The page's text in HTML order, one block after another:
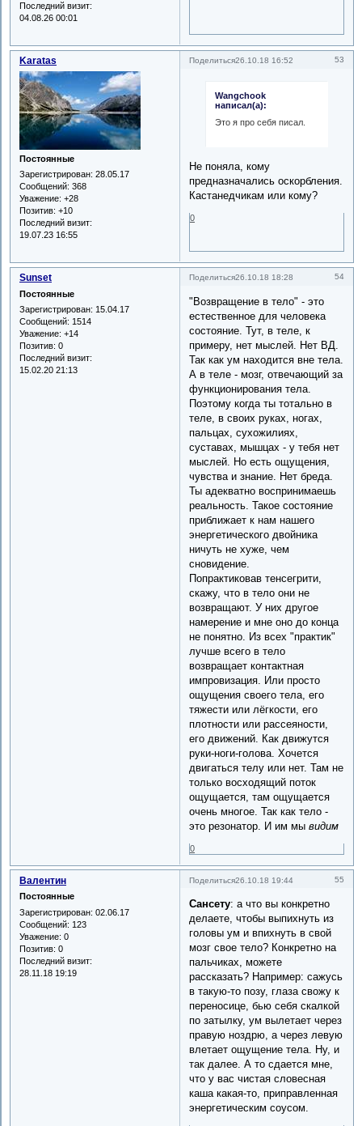
Последний визит:
04.08.26 00:01
Поделиться 53
26.10.18 16:52
Karatas
Постоянные
Зарегистрирован: 28.05.17
Сообщений: 368
Уважение: +28
Позитив: +10
Последний визит:
19.07.23 16:55
Wangchook
написал(а):
Это я про себя писал.
Не поняла, кому
предназначались оскорбления.
Кастанедчикам или кому?
0
Поделиться 54
26.10.18 18:28
Sunset
Постоянные
Зарегистрирован: 15.04.17
Сообщений: 1514
Уважение: +14
Позитив: 0
Последний визит:
15.02.20 21:13
"Возвращение в тело" - это
естественное для человека
состояние. Тут, в теле, к
примеру, нет мыслей. Нет ВД.
Так как ум находится вне тела.
А в теле - мозг, отвечающий за
функционирования тела.
Поэтому когда ты тотально в
теле, в своих руках, ногах,
пальцах, сухожилиях,
суставах, мышцах - у тебя нет
мыслей. Но есть ощущения,
чувства и знание. Нет бреда.
Ты адекватно воспринимаешь
реальность. Такое состояние
приближает к нам нашего
энергетического двойника
ничуть не хуже, чем
сновидение.
Попрактиковав тенсегрити,
скажу, что в тело они не
возвращают. У них другое
намерение и мне оно до конца
не понятно. Из всех "практик"
лучше всего в тело
возвращает контактная
импровизация. Или просто
ощущения своего тела, его
тяжести или лёгкости, его
плотности или рассеяности,
его движений. Как движутся
руки-ноги-голова. Хочется
двигаться телу или нет. Там не
только восходящий поток
ощущается, там ощущается
очень многое. Так как тело -
это резонатор. И им мывидим
0
Поделиться 55
26.10.18 19:44
Валентин
Постоянные
Зарегистрирован: 02.06.17
Сообщений: 123
Уважение: 0
Позитив: 0
Последний визит:
28.11.18 19:19
Сансету: а что вы конкретно
делаете, чтобы выпихнуть из
головы ум и впихнуть в свой
мозг свое тело? Конкретно на
пальчиках, можете
рассказать? Например: сажусь
в такую-то позу, глаза свожу к
переносице, бью себя скалкой
по затылку, ум вылетает через
правую ноздрю, а через левую
влетает ощущение тела. Ну, и
так далее. А то сдается мне,
что у вас чистая словесная
каша какая-то, приправленная
энергетическим соусом.